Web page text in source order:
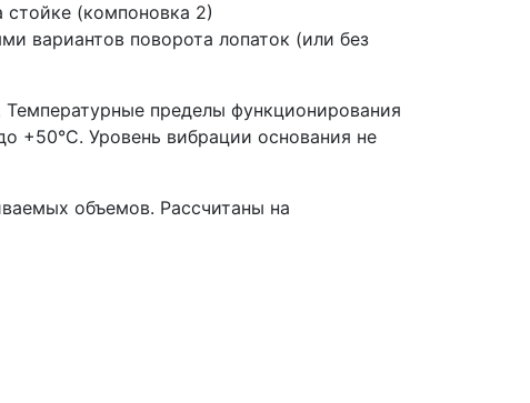
(компоновка 2)
вариантов поворота лопаток (или без
пределы функционирования
+50°С. Уровень вибрации основания не
объемов. Рассчитаны на